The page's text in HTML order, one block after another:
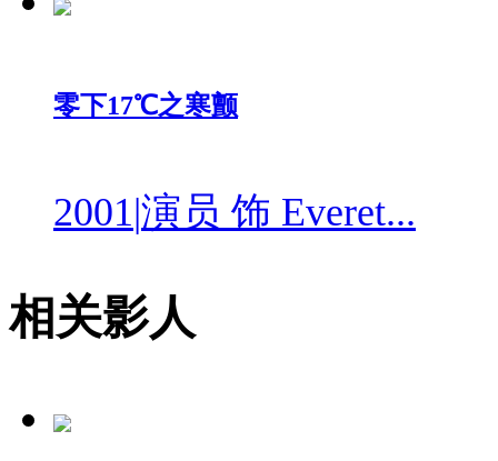
零下17℃之寒颤
2001|演员 饰 Everet...
相关影人